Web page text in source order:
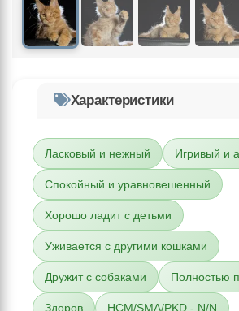
Характеристики
Ласковый и нежный Игривый и
Спокойный и уравновешенный
Хорошо ладит с детьми
Уживается с другими кошками
Дружит с собаками Полностью
Здоров HCM/SMA/PKD - N/N